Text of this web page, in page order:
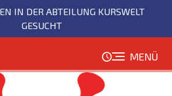
IN DER ABTEILUNG KURSWELT
GESUCHT
MENÜ